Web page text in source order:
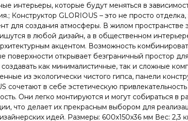
интерьеры, которые будут меняться в
Конструктор GLORIOUS – это не просто отделка,
для создания атмосферы. В жилом пространстве
в любой дизайн, а в общественном
акцентом. Возможность
поверхности открывает безграничный простор
создавать как минималистичные, так и сложные
из экологически чистого гипса, панели
сочетают в себе эстетическую
Они легко монтируются и могут собираться в
что делает их прекрасным выбором для
идей. Размеры: 600x150x36 мм Вес: 2,3